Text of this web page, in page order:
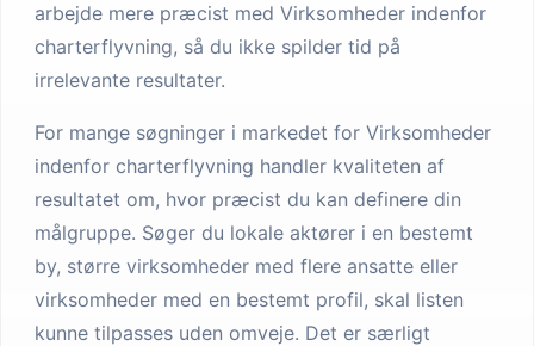
arbejde mere præcist med Virksomheder indenfor
charterflyvning, så du ikke spilder tid på
irrelevante resultater.
For mange søgninger i markedet for Virksomheder
indenfor charterflyvning handler kvaliteten af
resultatet om, hvor præcist du kan definere din
målgruppe. Søger du lokale aktører i en bestemt
by, større virksomheder med flere ansatte eller
virksomheder med en bestemt profil, skal listen
kunne tilpasses uden omveje. Det er særligt